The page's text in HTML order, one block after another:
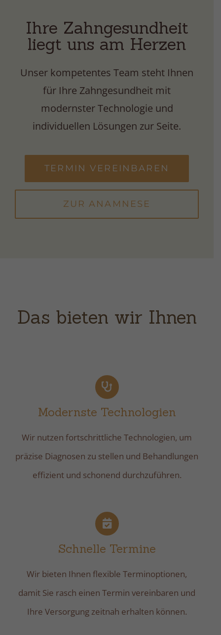
Impressum
Datenschutz
Ihre Zahngesundheit
liegt uns am Herzen
Unser kompetentes Team steht Ihnen
für Ihre Zahngesundheit mit
modernster Technologie und
individuellen Lösungen zur Seite.
TERMIN VEREINBAREN
ZUR ANAMNESE
Das bieten wir Ihnen
Modernste Technologien
Wir nutzen fortschrittliche Technologien, um
präzise Diagnosen zu stellen und Behandlungen
effizient und schonend durchzuführen.
Schnelle Termine
Wir bieten Ihnen flexible Terminoptionen,
damit Sie rasch einen Termin vereinbaren und
Ihre Versorgung zeitnah erhalten können.